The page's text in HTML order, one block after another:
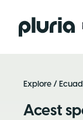
Logo Pluria
Explore /
Acest